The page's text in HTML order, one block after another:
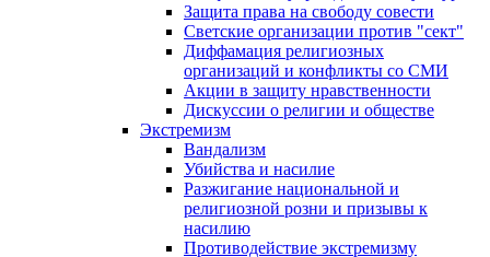
Защита права на свободу совести
Светские организации против "сект"
Диффамация религиозных
организаций и конфликты со СМИ
Акции в защиту нравственности
Дискуссии о религии и обществе
Экстремизм
Вандализм
Убийства и насилие
Разжигание национальной и
религиозной розни и призывы к
насилию
Противодействие экстремизму